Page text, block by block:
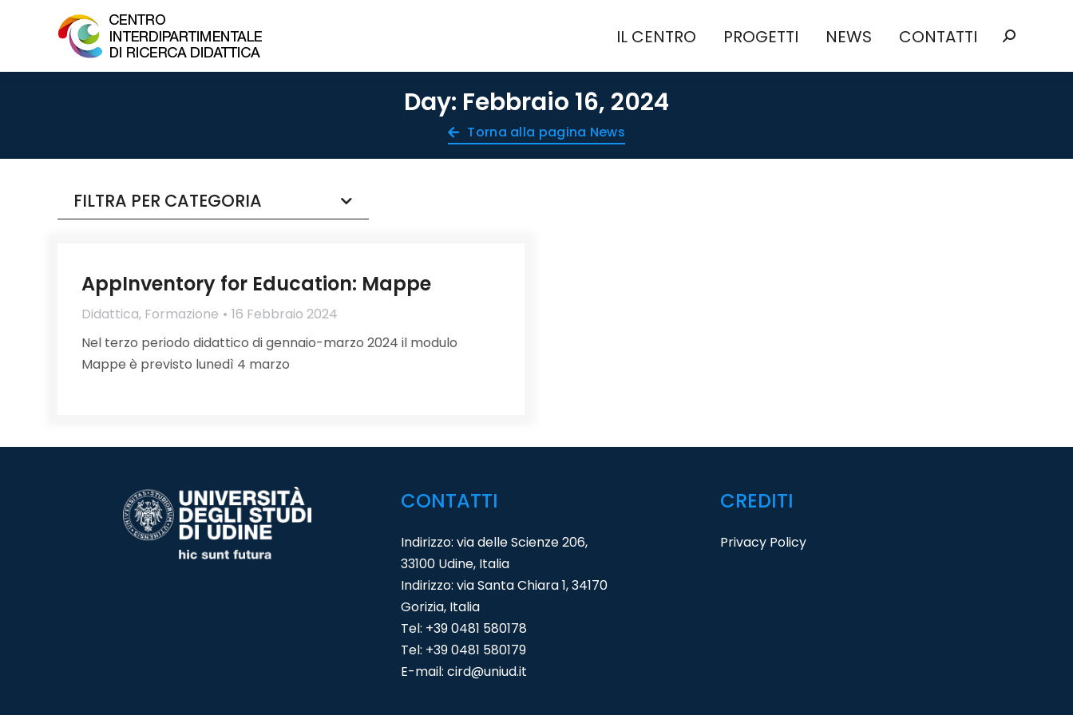
IL CENTRO PROGETTI NEWS CONTATTI
Day: Febbraio 16, 2024
Torna alla pagina News
FILTRA PER CATEGORIA
AppInventory for Education: Mappe
Didattica, Formazione
16 Febbraio 2024
Nel terzo periodo didattico di gennaio-marzo 2024 il modulo
Mappe è previsto lunedì 4 marzo
CONTATTI
Indirizzo: via delle Scienze 206,
33100 Udine, Italia
Indirizzo: via Santa Chiara 1, 34170
Gorizia, Italia
Tel: +39 0481 580178
Tel: +39 0481 580179
E-mail: cird@uniud.it
CREDITI
Privacy Policy
IL CENTRO PROGETTI NEWS CONTATTI